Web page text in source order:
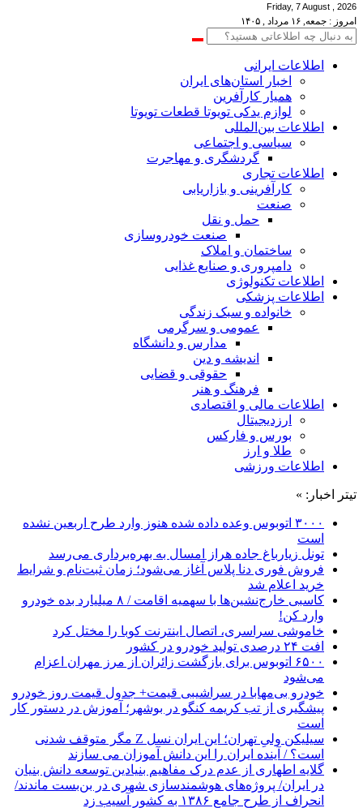
Friday, 7 August , 2026
امروز : جمعه, ۱۶ مرداد , ۱۴۰۵
اطلاعات‌ ‎ایرانی
اخبار استان‌های ایران
همیار کارآفرین
لوازم یدکی تویوتا قطعات تویوتا
اطلاعات بین‌المللی
سیاسی و اجتماعی
گردشگری و مهاجرت
اطلاعات تجاری
کارآفرینی و بازاریابی
صنعت
حمل و نقل
صنعت خودروسازی
ساختمان و املاک
دامپروری و صنایع غذایی
اطلاعات تکنولوژی
اطلاعات پزشکی
خانواده و سبک زندگی
عمومی و سرگرمی
مدارس و دانشگاه
اندیشه و دین
حقوقی و قضایی
فرهنگ و هنر
اطلاعات مالی و اقتصادی
ارزدیجیتال
بورس و فارکس
طلا و ارز
اطلاعات ورزشی
تیتر اخبار: »
۳۰۰۰ اتوبوس وعده داده شده هنوز وارد طرح اربعین نشده
است
تونل زیارباغ جاده هراز امسال به بهره‌برداری می‌رسد
فروش فوری دنا پلاس آغاز می‌شود؛ زمان ثبت‌نام و شرایط
خرید اعلام شد
کاسبی خارج‌نشین‌ها با سهمیه اقامت / ۸ میلیارد بده خودرو
وارد کن!
خاموشی سراسری، اتصال اینترنت کوبا را مختل کرد
افت ۲۴ درصدی تولید خودرو در کشور
۶۵۰۰ اتوبوس برای بازگشت زائران از مرز مهران اعزام
می‌شود
خودرو بی‌مهابا در سراشیبی قیمت+ جدول قیمت روز خودرو
پیشگیری از تب کریمه کنگو در بوشهر؛ آموزش در دستور کار
است
سیلیکن ولیِ تهران؛ این ایران نسل Z مگر متوقف شدنی
است؟ / آینده ایران را این دانش آموزان می سازند
گلایه اطهاری از عدم درک مفاهیم بنیادین توسعه دانش بنیان
در ایران/ پروژه‌های هوشمندسازی شهری در بن‌بست ماندند/
انحراف از طرح جامع ۱۳۸۶ به کشور آسیب زد